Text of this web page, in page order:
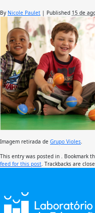
By Nicole Paulet | Published 15 de
Imagem retirada de Grupo Violes
This entry was posted in . Bookmark
feed for this post . Trackbacks are